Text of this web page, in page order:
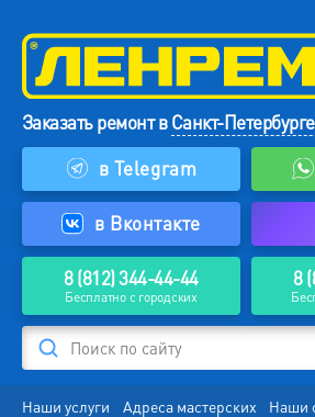
Заказать ремонт вСанкт-
в Telegram
в Вконтакте
8 (812) 344-44-44
Бесплатно с городских
8
Поиск по сайту
Наши услуги Адреса мастерских Наши